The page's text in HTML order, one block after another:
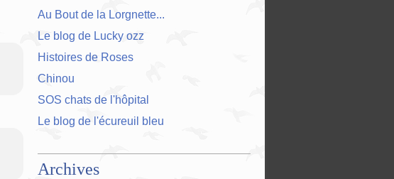
Au Bout de la Lorgnette...
Le blog de Lucky ozz
Histoires de Roses
Chinou
SOS chats de l'hôpital
Le blog de l'écureuil bleu
Archives